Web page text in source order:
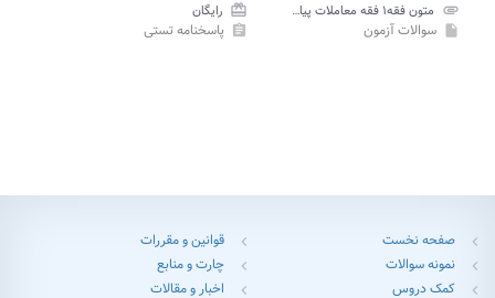
attachment متون فقه۱ فقه معاملات پیام نور card_giftcard رایگان
insert_drive_file سوالات آزمون assignment پاسخنامه تستی
chevron_left صفحه نخست chevron_left قوانین و مقررات
chevron_left نمونه سوالات chevron_left چارت و منابع
chevron_left کمک دروس chevron_left اخبار و مقالات